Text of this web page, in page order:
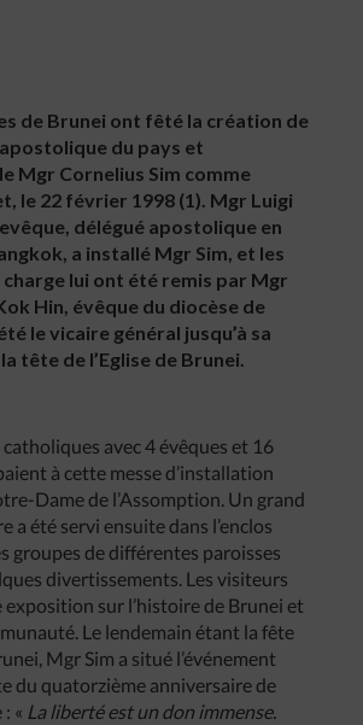
de Brunei ont fêté la création de
du pays et
Mgr Cornelius Sim comme
le 22 février 1998 (1). Mgr Luigi
délégué apostolique en
a installé Mgr Sim, et les
charge lui ont été remis par Mgr
Hin, évêque du diocèse de
le vicaire général jusqu’à sa
tête de l’Eglise de Brunei.
avec 4 évêques et 16
à cette messe d’installation
Dame de l’Assomption. Un grand
a été servi ensuite dans l’enclos
groupes de différentes paroisses
divertissements. Les visiteurs
sur l’histoire de Brunei et
Le lendemain étant la fête
Mgr Sim a situé l’événement
du quatorzième anniversaire de
« La libertéest un don immense.